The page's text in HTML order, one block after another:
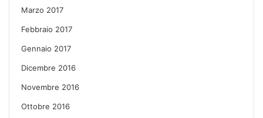
Marzo 2017
Febbraio 2017
Gennaio 2017
Dicembre 2016
Novembre 2016
Ottobre 2016